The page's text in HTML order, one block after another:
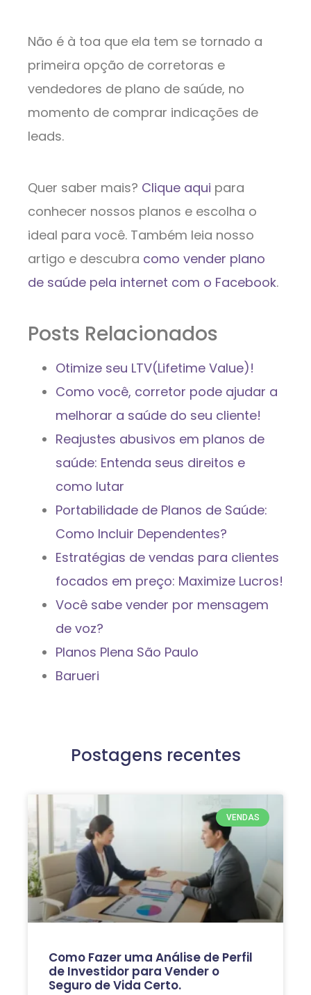
Não é à toa que ela tem se tornado a
primeira opção de corretoras e
vendedores de plano de saúde, no
momento de comprar indicações de
leads.
Quer saber mais? Clique aqui para
conhecer nossos planos e escolha o
ideal para você. Também leia nosso
artigo e descubra como vender plano
de saúde pela internet com o Facebook.
Posts Relacionados
Otimize seu LTV(Lifetime Value)!
Como você, corretor pode ajudar a
melhorar a saúde do seu cliente!
Reajustes abusivos em planos de
saúde: Entenda seus direitos e
como lutar
Portabilidade de Planos de Saúde:
Como Incluir Dependentes?
Estratégias de vendas para clientes
focados em preço: Maximize Lucros!
Você sabe vender por mensagem
de voz?
Planos Plena São Paulo
Barueri
Postagens recentes
VENDAS
Como Fazer uma Análise de Perfil
de Investidor para Vender o
Seguro de Vida Certo.